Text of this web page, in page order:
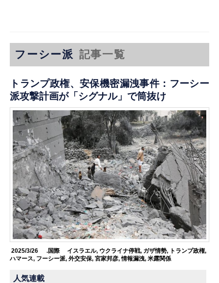
フーシー派 記事一覧
トランプ政権、安保機密漏洩事件：フーシー
派攻撃計画が「シグナル」で筒抜け
2025/3/26 .国際 イスラエル, ウクライナ停戦, ガザ情勢, トランプ政権,
ハマース, フーシー派,外交安保,宮家邦彦,情報漏洩,米露関係
人気連載